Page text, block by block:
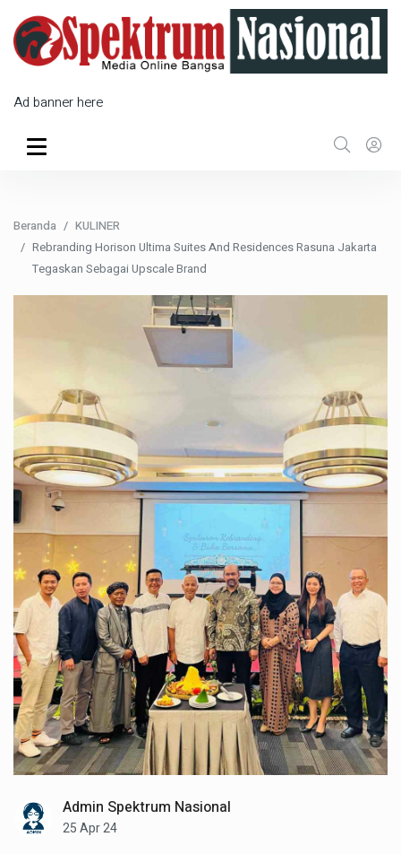
Ad banner here
Beranda
KULINER
Rebranding Horison Ultima Suites And Residences Rasuna Jakarta
Tegaskan Sebagai Upscale Brand
Admin Spektrum Nasional
25 Apr 24